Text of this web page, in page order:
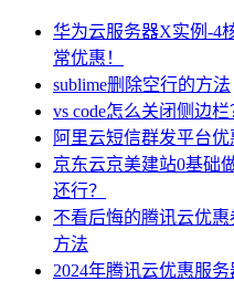
华为云服务器X实例-4
常优惠！
sublime删除空行的方法
vs code怎么关闭侧边栏
阿里云短信群发平台
京东云京美建站0基础
还行？
不看后悔的腾讯云优
方法
2024年腾讯云优惠服